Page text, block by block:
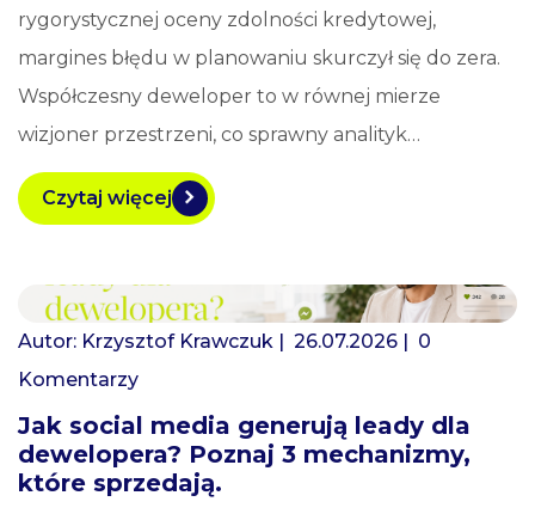
rygorystycznej oceny zdolności kredytowej,
margines błędu w planowaniu skurczył się do zera.
Współczesny deweloper to w równej mierze
wizjoner przestrzeni, co sprawny analityk…
Czytaj więcej
Autor: Krzysztof Krawczuk | 26.07.2026 | 0
Komentarzy
Jak social media generują leady dla
dewelopera? Poznaj 3 mechanizmy,
które sprzedają.